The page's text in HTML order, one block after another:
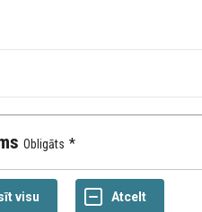
Obligāts